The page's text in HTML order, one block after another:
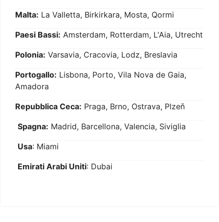
Malta: La Valletta, Birkirkara, Mosta, Qormi
Paesi Bassi: Amsterdam, Rotterdam, L'Aia, Utrecht
Polonia: Varsavia, Cracovia, Lodz, Breslavia
Portogallo: Lisbona, Porto, Vila Nova de Gaia,
Amadora
Repubblica Ceca: Praga, Brno, Ostrava, Plzeň
Spagna: Madrid, Barcellona, Valencia, Siviglia
Usa: Miami
Emirati Arabi Uniti: Dubai